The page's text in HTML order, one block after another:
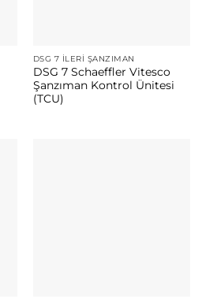
DSG 7 İLERI ŞANZIMAN
DSG 7 Schaeffler Vitesco
Şanzıman Kontrol Ünitesi
(TCU)